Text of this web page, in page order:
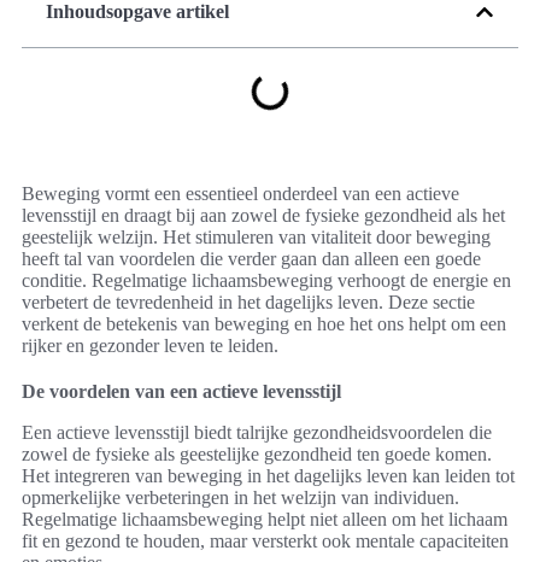
Inhoudsopgave artikel
Beweging vormt een essentieel onderdeel van een actieve
levensstijl en draagt bij aan zowel de fysieke gezondheid als het
geestelijk welzijn. Het stimuleren van vitaliteit door beweging
heeft tal van voordelen die verder gaan dan alleen een goede
conditie. Regelmatige lichaamsbeweging verhoogt de energie en
verbetert de tevredenheid in het dagelijks leven. Deze sectie
verkent de betekenis van beweging en hoe het ons helpt om een
rijker en gezonder leven te leiden.
De voordelen van een actieve levensstijl
Een actieve levensstijl biedt talrijke gezondheidsvoordelen die
zowel de fysieke als geestelijke gezondheid ten goede komen.
Het integreren van beweging in het dagelijks leven kan leiden tot
opmerkelijke verbeteringen in het welzijn van individuen.
Regelmatige lichaamsbeweging helpt niet alleen om het lichaam
fit en gezond te houden, maar versterkt ook mentale capaciteiten